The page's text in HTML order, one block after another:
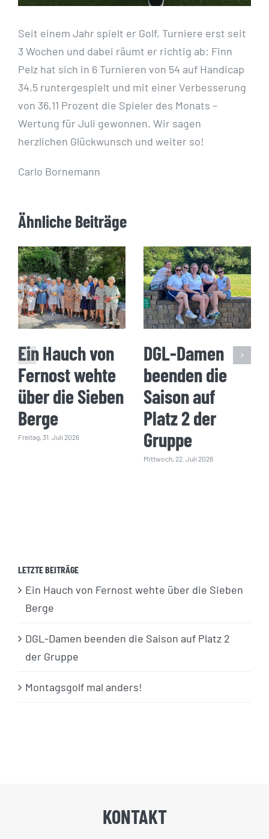
Seit einem Jahr spielt er Golf, Turniere erst seit
3 Wochen und dabei räumt er richtig ab: Finn
Pelz hat sich in 6 Turnieren von 54 auf Handicap
34,5 runtergespielt und mit einer Verbesserung
von 36,11 Prozent die Spieler des Monats –
Wertung für Juli gewonnen. Wir sagen
herzlichen Glückwunsch und weiter so!
Carlo Bornemann
Ähnliche Beiträge
Ein Hauch von
Fernost wehte
über die Sieben
Berge
Freitag, 31. Juli 2026
DGL-Damen
beenden die
Saison auf
Platz 2 der
Gruppe
Mittwoch, 22. Juli 2026
LETZTE BEITRÄGE
Ein Hauch von Fernost wehte über die Sieben
Berge
DGL-Damen beenden die Saison auf Platz 2
der Gruppe
Montagsgolf mal anders!
KONTAKT